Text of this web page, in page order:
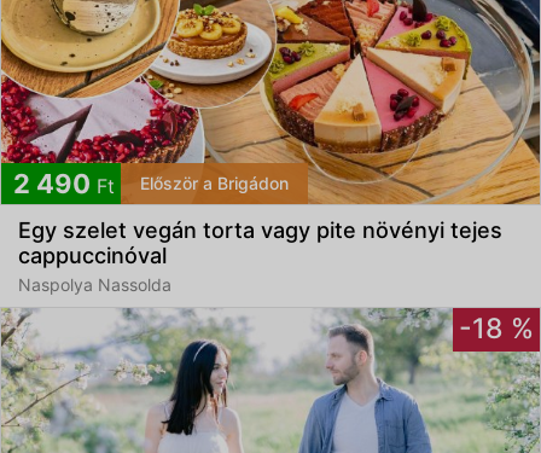
2 490 Ft Először a Brigádon
Egy szelet vegán torta vagy pite növényi tejes
cappuccinóval
Naspolya Nassolda
-18 %